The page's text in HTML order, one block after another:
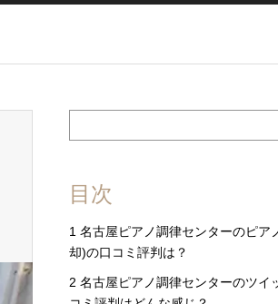
目次
1 名古屋ピアノ調律センターのピア
却)の口コミ評判は？
2 名古屋ピアノ調律センターのツイ